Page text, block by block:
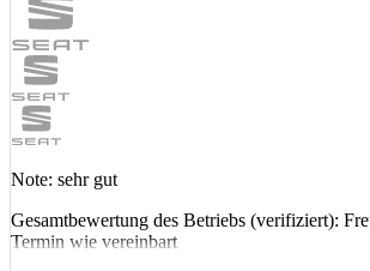
Note: sehr gut
Gesamtbewertung des Betriebs (verifiziert):
Termin wie vereinbart